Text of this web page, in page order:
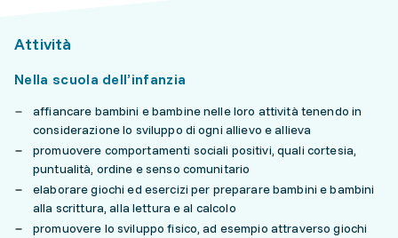
Attività
Nella scuola dell’infanzia
affiancare bambini e bambine nelle loro attività tenendo in
considerazione lo sviluppo di ogni allievo e allieva
promuovere comportamenti sociali positivi, quali cortesia,
puntualità, ordine e senso comunitario
elaborare giochi ed esercizi per preparare bambini e bambini
alla scrittura, alla lettura e al calcolo
promuovere lo sviluppo fisico, ad esempio attraverso giochi